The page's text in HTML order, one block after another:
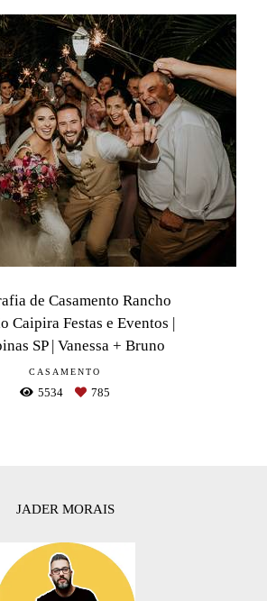
de Casamento Rancho
Caipira Festas e Eventos |
SP | Vanessa + Bruno
CASAMENTO
5534 785
JADER MORAIS